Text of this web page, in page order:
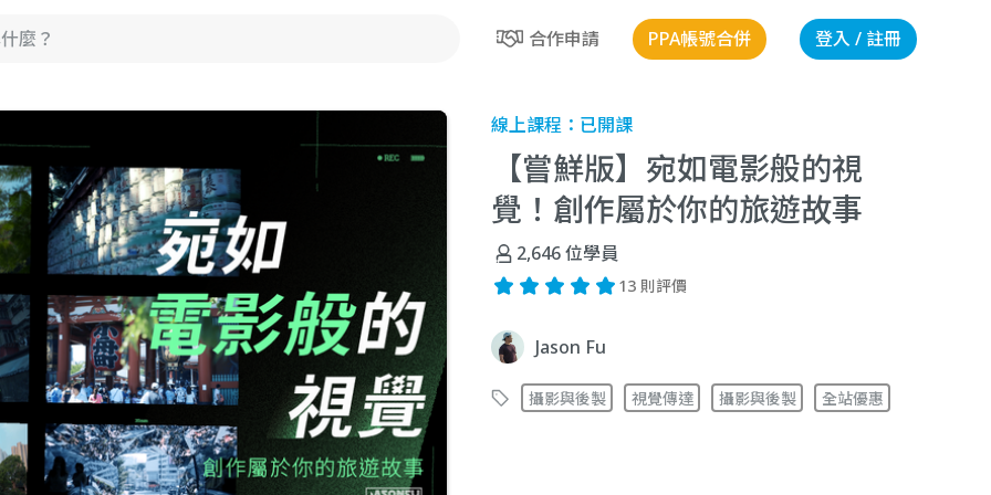
合作申請 PPA帳號合併 登入 / 註冊
線上課程： 已開課
【嘗鮮版】宛如電影般的視
覺！創作屬於你的旅遊故事
2,646位學員
13 則評價
Jason Fu
攝影與後製 視覺傳達 攝影與後製 全站優惠